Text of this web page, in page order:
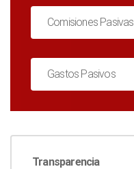
Comisiones Pasivas
Gastos Pasivos
Transparencia